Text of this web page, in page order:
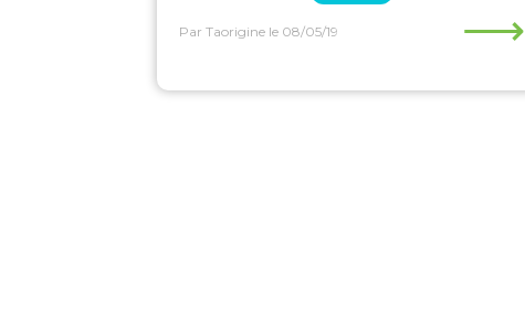
Par Taorigine le 08/05/19 ⟶